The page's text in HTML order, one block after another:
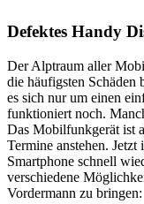
Defektes Handy
Der Alptraum aller
die häufigsten Schäden
es sich nur um einen
funktioniert noch.
Das Mobilfunkgerät ist
Termine anstehen.
Smartphone schnell
verschiedene
Vordermann zu bringen: